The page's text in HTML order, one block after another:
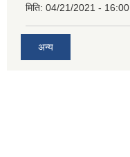
मिति: 04/21/2021 - 16:00
अन्य